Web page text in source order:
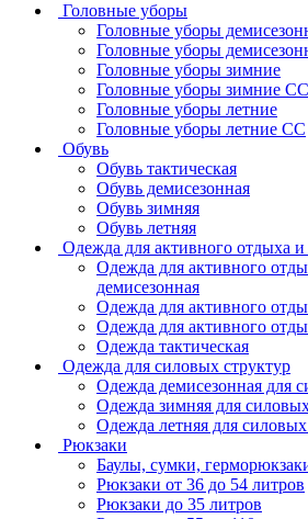
Головные уборы
Головные уборы
Головные уборы
Головные уборы зимние
Головные уборы зимние СС
Головные уборы летние
Головные уборы летние СС
Обувь
Обувь тактическая
Обувь демисезонная
Обувь зимняя
Обувь летняя
Одежда для активного отдыха и
Одежда для активного
демисезонная
Одежда для активного
Одежда для активного
Одежда тактическая
Одежда для силовых структур
Одежда демисезонная для
Одежда зимняя для
Одежда летняя для силовых
Рюкзаки
Баулы, сумки,
Рюкзаки от 36 до 54 литров
Рюкзаки до 35 литров